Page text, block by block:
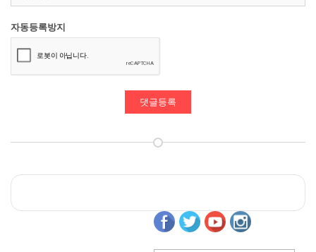
자동등록방지
댓글등록